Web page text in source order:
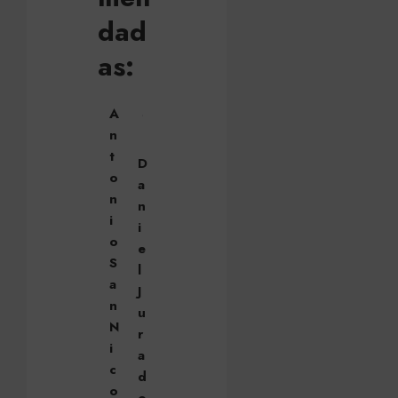
dad
as:
A
n
t
o
n
i
o
S
a
n
N
i
c
o
D
a
n
i
e
l
J
u
r
a
d